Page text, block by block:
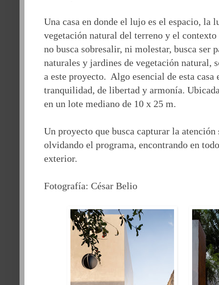
Una casa en donde el lujo es el espacio, la
vegetación natural del terreno y el
no busca sobresalir, ni molestar, busca ser
naturales y jardines de vegetación natural,
a este proyecto. Algo esencial de esta casa
tranquilidad, de libertad y armonía.
en un lote mediano de 10 x 25 m.
Un proyecto que busca capturar la
olvidando el programa, encontrando en
exterior.
Fotografía: César Belio